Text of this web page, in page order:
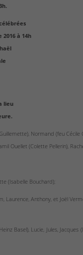
à 14h
lieu
Normand (feu
Ouellet (Colette Pellerin),
(Isabelle Bouchard);
Anthony, et Joël
Basel), Lucie, Jules, Jacques